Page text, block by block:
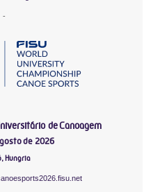
-
de Canoagem
de 2026
Hungria